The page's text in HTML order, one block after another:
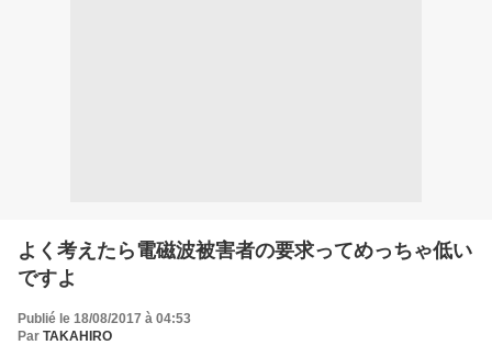
よく考えたら電磁波被害者の要求ってめっちゃ低い
ですよ
Publié le 18/08/2017 à 04:53
Par TAKAHIRO